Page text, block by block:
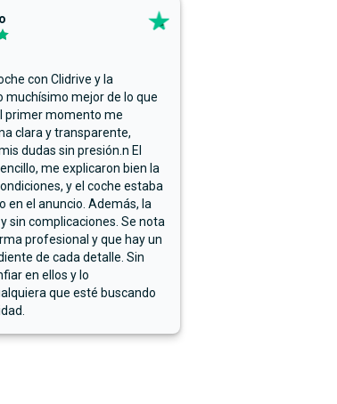
con Clidrive y la
muchísimo mejor de lo que
primer momento me
clara y transparente,
dudas sin presión.n El
me explicaron bien la
y el coche estaba
en el anuncio. Además, la
sin complicaciones. Se nota
profesional y que hay un
de cada detalle. Sin
en ellos y lo
que esté buscando